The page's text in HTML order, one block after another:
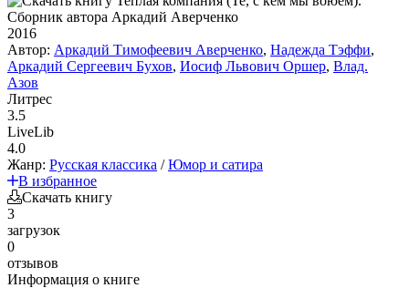
2016
Автор: Аркадий Тимофеевич Аверченко, Надежда Тэффи,
Аркадий Сергеевич Бухов, Иосиф Львович Оршер, Влад.
Азов
Литрес
3.5
LiveLib
4.0
Жанр: Русская классика /Юмор и сатира
В избранное
Скачать книгу
3
загрузок
0
отзывов
Информация о книге